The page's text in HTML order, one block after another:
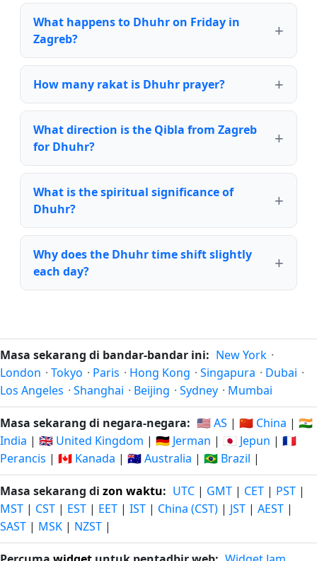
What happens to Dhuhr on Friday in
Zagreb?
How many rakat is Dhuhr prayer?
What direction is the Qibla from Zagreb
for Dhuhr?
What is the spiritual significance of
Dhuhr?
Why does the Dhuhr time shift slightly
each day?
Masa sekarang di bandar-bandar ini: New York ·
London · Tokyo · Paris · Hong Kong · Singapura · Dubai ·
Los Angeles · Shanghai · Beijing · Sydney · Mumbai
Masa sekarang di negara-negara: 🇺🇸 AS | 🇨🇳 China | 🇮🇳
India | 🇬🇧 United Kingdom | 🇩🇪 Jerman | 🇯🇵 Jepun | 🇫🇷
Perancis | 🇨🇦 Kanada | 🇦🇺 Australia | 🇧🇷 Brazil |
Masa sekarang di zon waktu: UTC | GMT | CET | PST |
MST | CST | EST | EET | IST | China (CST) | JST | AEST |
SAST | MSK | NZST |